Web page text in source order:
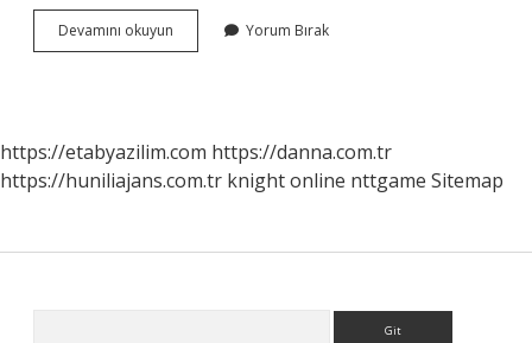
Devamını okuyun
Iyi
Yorum Bırak
https://etabyazilim.com https://danna.com.tr
https://huniliajans.com.tr knight online nttgame Sitemap